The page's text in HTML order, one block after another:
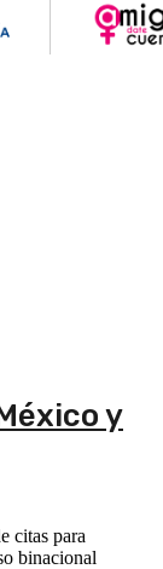
y
citas para
binacional